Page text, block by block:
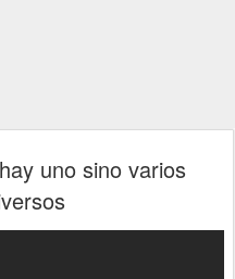
uno sino varios